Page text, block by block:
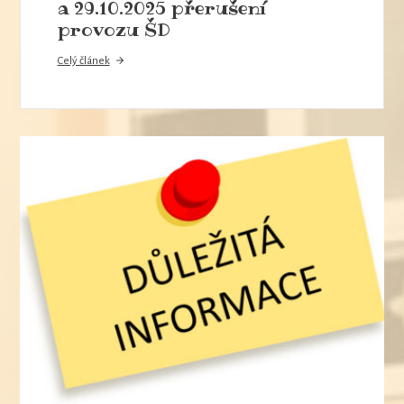
a 29.10.2025 přerušení
provozu ŠD
Celý článek